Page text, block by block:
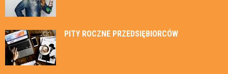
PITY ROCZNE PRZEDSIĘBIORCÓW